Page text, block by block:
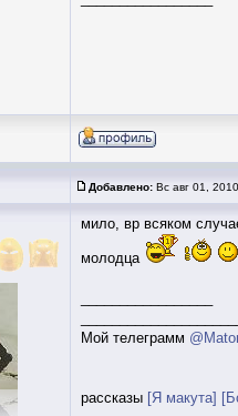
Добавлено: Вс авг 01,
мило, вр всяком
молодца
Мой телеграмм
рассказы [Я макута]